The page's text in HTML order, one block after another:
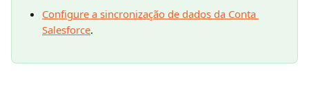
Configure a sincronização de dados da Conta
Salesforce.